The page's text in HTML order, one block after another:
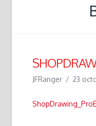
JFRanger 23